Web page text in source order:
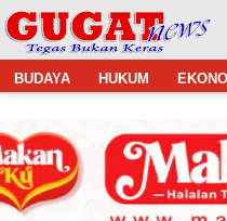
BUDAYA HUKUM